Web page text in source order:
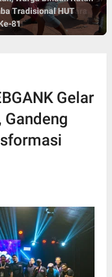
Tradisional HUT
81
Kelas IIB Jepara
Ke-81
Gelar
Gandeng